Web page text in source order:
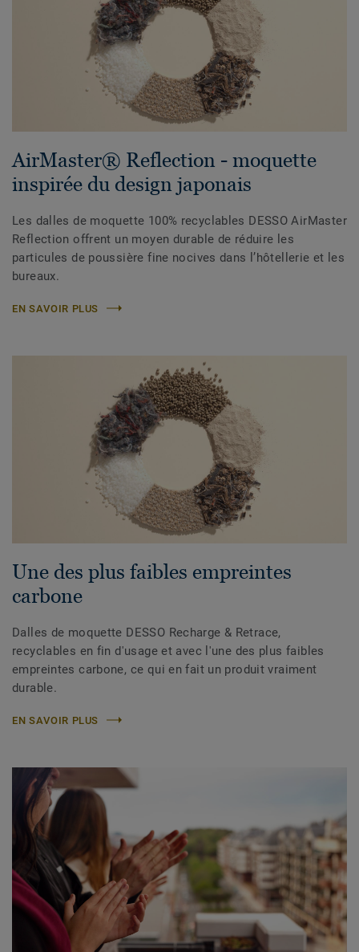
AirMaster® Reflection - moquette
inspirée du design japonais
Les dalles de moquette 100% recyclables DESSO AirMaster
Reflection offrent un moyen durable de réduire les
particules de poussière fine nocives dans l’hôtellerie et les
bureaux.
EN SAVOIR PLUS
Une des plus faibles empreintes
carbone
Dalles de moquette DESSO Recharge & Retrace,
recyclables en fin d'usage et avec l'une des plus faibles
empreintes carbone, ce qui en fait un produit vraiment
durable.
EN SAVOIR PLUS